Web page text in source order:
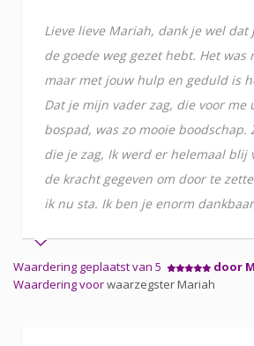
Lieve lieve Mariah, dank je wel
de goede weg gezet hebt. Het was
maar met jouw hulp en geduld is
Dat je mijn vader zag, die voor me
bospad, was zo mooie boodschap.
die je zag, Ik werd er helemaal blij
de kracht gegeven om door te
ik nu sta. Ik ben je enorm
Waardering geplaatst van 5
door M
Waardering voorwaarzegster Mariah